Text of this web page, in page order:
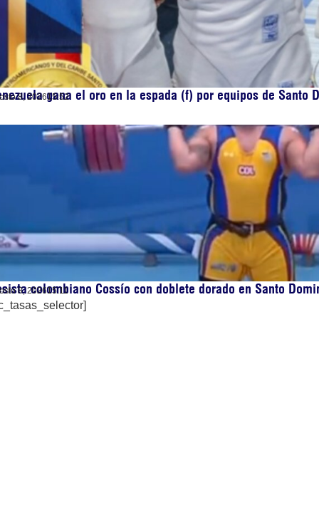
gana el oro en la espada (f) por equipos de Santo
8, 202615:52
colombiano Cossío con doblete dorado en Santo
8, 202615:11